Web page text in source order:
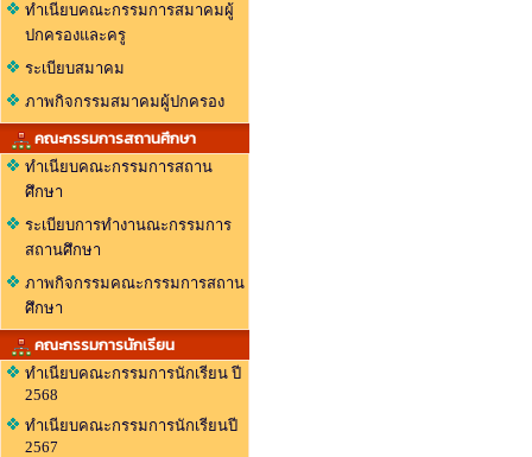
ทำเนียบคณะกรรมการสมาคมผู้
ปกครองและครู
ระเบียบสมาคม
ภาพกิจกรรมสมาคมผู้ปกครอง
คณะกรรมการสถานศึกษา
ทำเนียบคณะกรรมการสถาน
ศึกษา
ระเบียบการทำงานณะกรรมการ
สถานศึกษา
ภาพกิจกรรมคณะกรรมการสถาน
ศึกษา
คณะกรรมการนักเรียน
ทำเนียบคณะกรรมการนักเรียน ปี
2568
ทำเนียบคณะกรรมการนักเรียนปี
2567